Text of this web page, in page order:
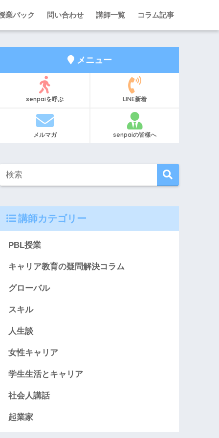
業パック 問い合わせ 講師一覧 コラム記事
メニュー
senpaiを呼ぶ LINE新着
メルマガ senpaiの皆様へ
講師カテゴリー
PBL授業
キャリア教育の疑問解決コラム
グローバル
スキル
人生談
女性キャリア
学生生活とキャリア
社会人講話
起業家